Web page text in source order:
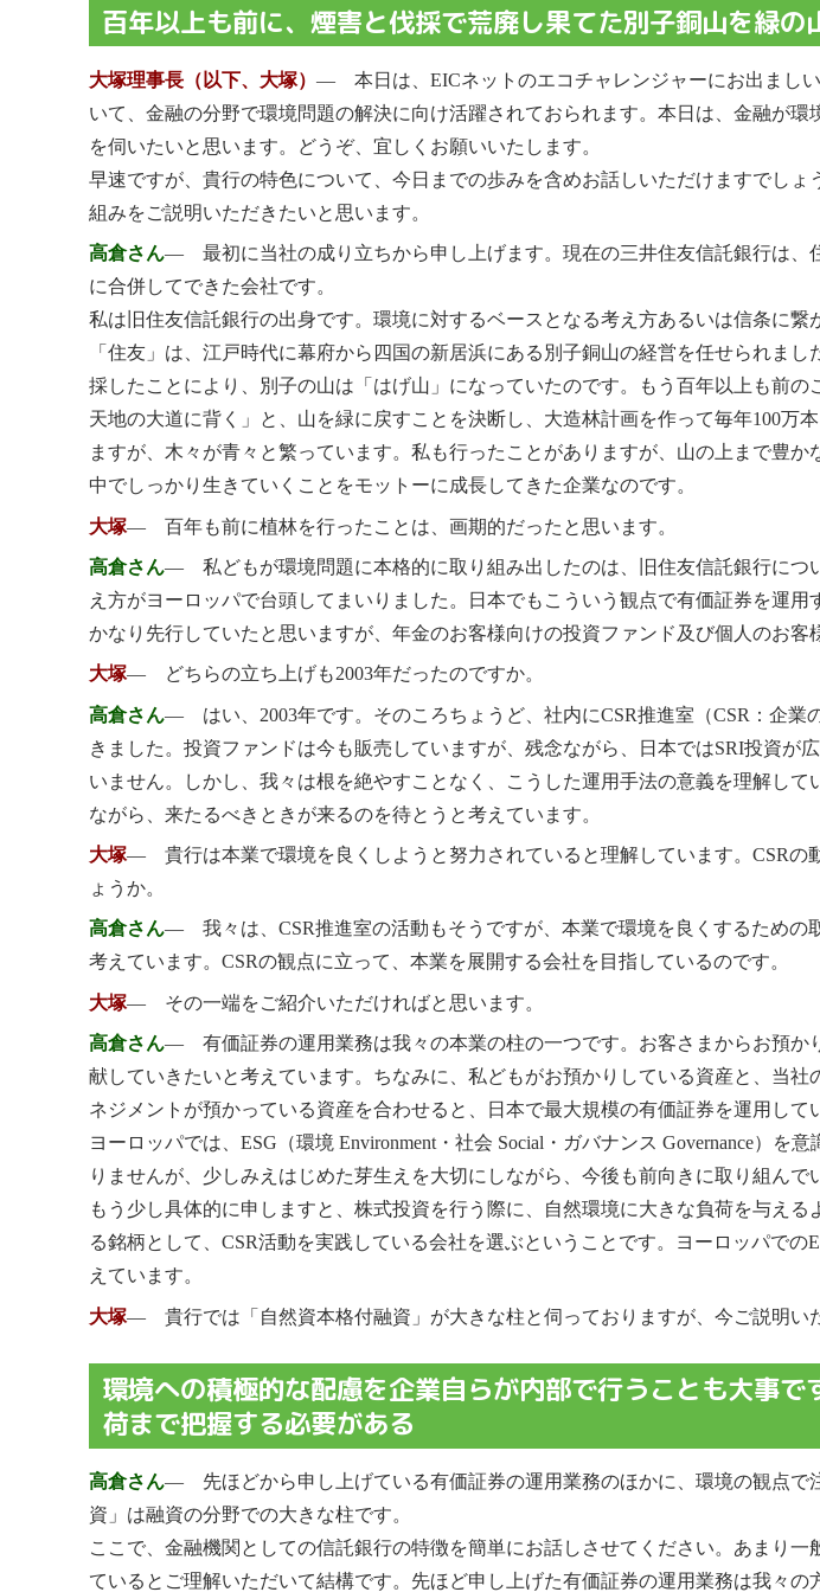
百年以上も前に、煙害と伐採で荒廃し果てた別子銅山を緑
大塚理事長（以下、大塚）― 本日は、EICネットのエコチャレンジャーにお出まし
いて、金融の分野で環境問題の解決に向け活躍されておられます。本日は、金融が
を伺いたいと思います。どうぞ、宜しくお願いいたします。
早速ですが、貴行の特色について、今日までの歩みを含めお話しいただけますでし
組みをご説明いただきたいと思います。
高倉さん― 最初に当社の成り立ちから申し上げます。現在の三井住友信託銀行は、
に合併してできた会社です。
私は旧住友信託銀行の出身です。環境に対するベースとなる考え方あるいは信条に
「住友」は、江戸時代に幕府から四国の新居浜にある別子銅山の経営を任せられま
採したことにより、別子の山は「はげ山」になっていたのです。もう百年以上も前
天地の大道に背く」と、山を緑に戻すことを決断し、大造林計画を作って毎年100
ますが、木々が青々と繁っています。私も行ったことがありますが、山の上まで豊
中でしっかり生きていくことをモットーに成長してきた企業なのです。
大塚― 百年も前に植林を行ったことは、画期的だったと思います。
高倉さん― 私どもが環境問題に本格的に取り組み出したのは、旧住友信託銀行につ
え方がヨーロッパで台頭してまいりました。日本でもこういう観点で有価証券を運
かなり先行していたと思いますが、年金のお客様向けの投資ファンド及び個人のお客
大塚― どちらの立ち上げも2003年だったのですか。
高倉さん― はい、2003年です。そのころちょうど、社内にCSR推進室（CSR：企業
きました。投資ファンドは今も販売していますが、残念ながら、日本ではSRI投資が
いません。しかし、我々は根を絶やすことなく、こうした運用手法の意義を理解して
ながら、来たるべきときが来るのを待とうと考えています。
大塚― 貴行は本業で環境を良くしようと努力されていると理解しています。CSRの
ょうか。
高倉さん― 我々は、CSR推進室の活動もそうですが、本業で環境を良くするための
考えています。CSRの観点に立って、本業を展開する会社を目指しているのです。
大塚― その一端をご紹介いただければと思います。
高倉さん― 有価証券の運用業務は我々の本業の柱の一つです。お客さまからお預か
献していきたいと考えています。ちなみに、私どもがお預かりしている資産と、当
ネジメントが預かっている資産を合わせると、日本で最大規模の有価証券を運用して
ヨーロッパでは、ESG（環境 Environment・社会 Social・ガバナンス Governance）
りませんが、少しみえはじめた芽生えを大切にしながら、今後も前向きに取り組んで
もう少し具体的に申しますと、株式投資を行う際に、自然環境に大きな負荷を与え
る銘柄として、CSR活動を実践している会社を選ぶということです。ヨーロッパで
えています。
大塚― 貴行では「自然資本格付融資」が大きな柱と伺っておりますが、今ご説明い
環境への積極的な配慮を企業自らが内部で行うことも大事
荷まで把握する必要がある
高倉さん― 先ほどから申し上げている有価証券の運用業務のほかに、環境の観点で
資」は融資の分野での大きな柱です。
ここで、金融機関としての信託銀行の特徴を簡単にお話しさせてください。あまり
ているとご理解いただいて結構です。先ほど申し上げた有価証券の運用業務は我々